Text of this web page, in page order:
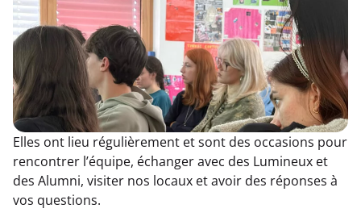
Elles ont lieu régulièrement et sont des occasions pour
rencontrer l’équipe, échanger avec des Lumineux et
des Alumni, visiter nos locaux et avoir des réponses à
vos questions.